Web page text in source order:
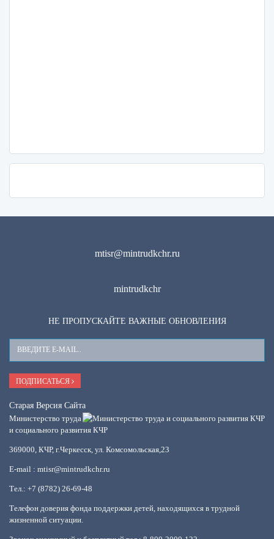
mtisr@mintrudkchr.ru
mintrudkchr
НЕ ПРОПУСКАЙТЕ ВАЖНЫЕ ОБНОВЛЕНИЯ
Ваш
E-
Mail
ПОДПИСАТЬСЯ
Старая Версия Сайта
Министерство труда
и социального развития КЧР
369000, КЧР, г.Черкесск, ул. Комсомольская,23
E-mail : mtisr@mintrudkchr.ru
Тел.: +7 (8782) 26-69-48
Телефон доверия фонда поддержки детей, находящихся в трудной
жизненной ситуации.